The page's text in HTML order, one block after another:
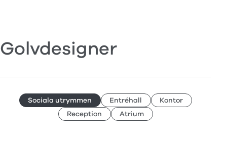
Golvdesigner
Sociala utrymmen Entréhall
Kontor
Reception
Atrium